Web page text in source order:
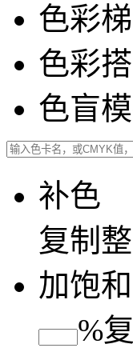
色彩
色彩
色盲
补色
复制
加饱和
%